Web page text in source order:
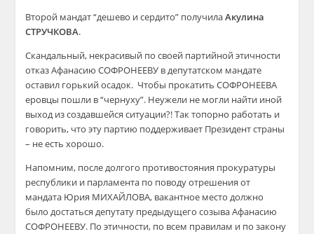
Второй мандат “дешево и сердито” получилаАкулина
СТРУЧКОВА.
Скандальный, некрасивый по своей партийной этичности
отказ Афанасию СОФРОНЕЕВУ в депутатском мандате
оставил горький осадок. Чтобы прокатить СОФРОНЕЕВА
еровцы пошли в “чернуху”. Неужели не могли найти иной
выход из создавшейся ситуации?! Так топорно работать и
говорить, что эту партию поддерживает Президент страны
– не есть хорошо.
Напомним, после долгого противостояния прокуратуры
республики и парламента по поводу отрешения от
мандата Юрия МИХАЙЛОВА, вакантное место должно
было достаться депутату предыдущего созыва Афанасию
СОФРОНЕЕВУ. По этичности, по всем правилам и по закону